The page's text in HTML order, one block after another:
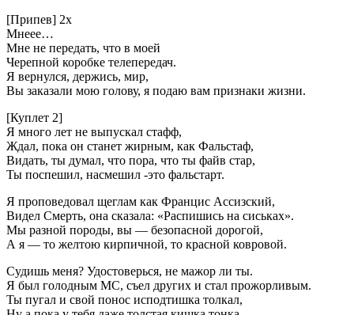
[Припев] 2х
Мнеее…
Мне не передать, что в моей
Черепной коробке телепередач.
Я вернулся, держись, мир,
Вы заказали мою голову, я подаю вам признаки жизни.
[Куплет 2]
Я много лет не выпускал стафф,
Ждал, пока он станет жирным, как Фальстаф,
Видать, ты думал, что пора, что ты файв стар,
Ты поспешил, насмешил -это фальстарт.
Я проповедовал щеглам как Францис Ассизский,
Видел Смерть, она сказала: «Распишись на сиськах».
Мы разной породы, вы — безопасной дорогой,
А я — то желтою кирпичной, то красной ковровой.
Судишь меня? Удостоверься, не мажор ли ты.
Я был голодным МС, съел других и стал прожорливым.
Ты пугал и свой понос исподтишка толкал,